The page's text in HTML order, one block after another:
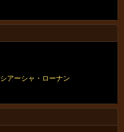
シアーシャ・ローナン